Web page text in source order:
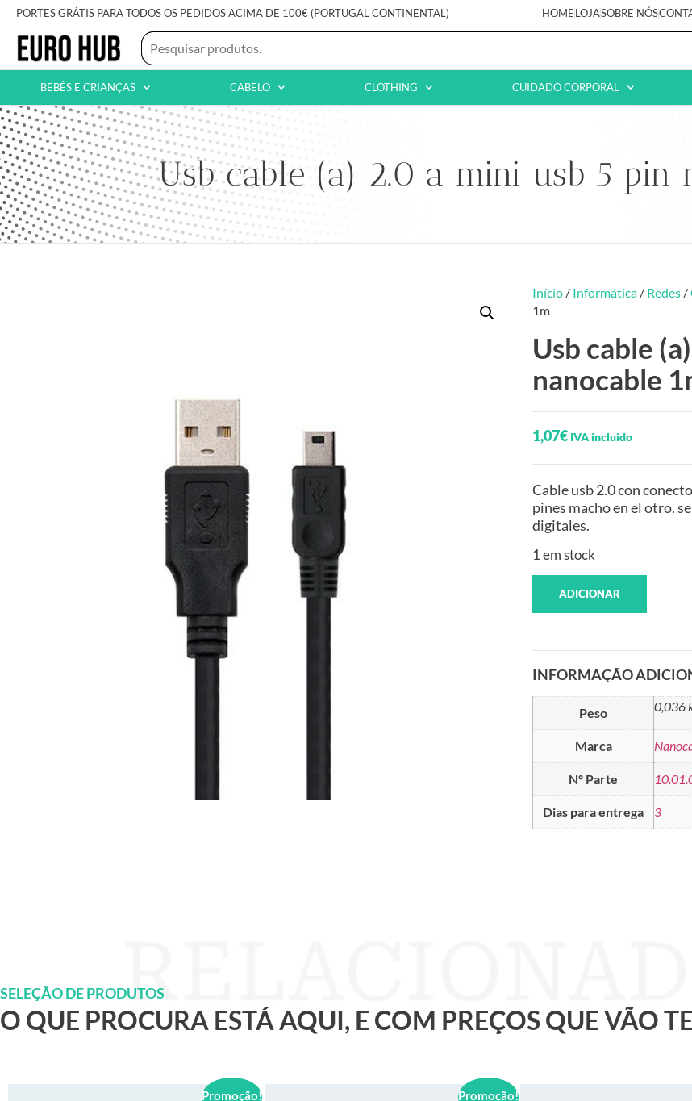
PORTES GRÁTIS PARA TODOS OS PEDIDOS ACIMA DE 100€ (PORTUGAL CONTINENTAL) HOMELOJASOBRE NÓS
BEBÉS E CRIANÇAS CABELO CLOTHING CUIDADO CORPORAL
Usb cable (a) 2.0 a mini usb 5 pin
Início / Informática / Redes /
1m
Usb cable
nanocable
1,07€ IVA incluido
Cable usb 2.0 con
pines macho en el otro.
digitales.
1 em stock
ADICIONAR
INFORMAÇÃO
Peso 0,036
Marca
Nº Parte
Dias para entrega 3
SELEÇÃO DE PRODUTOS
O QUE PROCURA ESTÁ AQUI, E COM PREÇOS QUE VÃO
Promoção! Promoção!